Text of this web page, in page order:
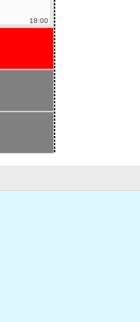
18:00